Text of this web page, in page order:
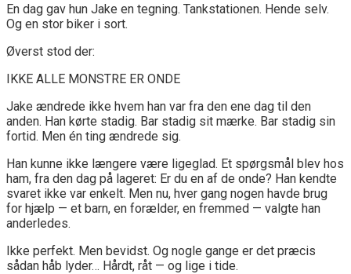
En dag gav hun Jake en tegning. Tankstationen. Hende selv.
Og en stor biker i sort.
Øverst stod der:
IKKE ALLE MONSTRE ER ONDE
Jake ændrede ikke hvem han var fra den ene dag til den
anden. Han kørte stadig. Bar stadig sit mærke. Bar stadig sin
fortid. Men én ting ændrede sig.
Han kunne ikke længere være ligeglad. Et spørgsmål blev hos
ham, fra den dag på lageret: Er du en af de onde? Han kendte
svaret ikke var enkelt. Men nu, hver gang nogen havde brug
for hjælp — et barn, en forælder, en fremmed — valgte han
anderledes.
Ikke perfekt. Men bevidst. Og nogle gange er det præcis
sådan håb lyder… Hårdt, råt — og lige i tide.